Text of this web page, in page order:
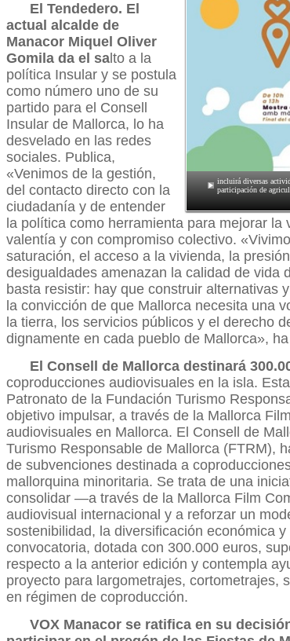
incluirá diversas
participación de
El Tendedero. El
actual alcalde de
Manacor Miquel Oliver
Gomila da el sa lto a la
política Insular y se postula
como número uno de su
partido para el Consell
Insular de Mallorca, lo ha
desvelado en las redes
sociales. Publica,
«Venimos de la gestión,
del contacto directo con la
ciudadanía y de entender
la política como herramienta para mejorar la
valentía y con compromiso colectivo.
saturación, el acceso a la vivienda, la
desigualdades amenazan la calidad de vida
basta resistir: hay que construir alternativas
la convicción de que Mallorca necesita una
la tierra, los servicios públicos y el derecho
dignamente en cada pueblo de Mallorca»,
El Consell de Mallorca destinará
coproducciones audiovisuales en la isla.
Patronato de la Fundación Turismo
objetivo impulsar, a través de la Mallorca
audiovisuales en Mallorca. El Consell de
Turismo Responsable de Mallorca (FTRM),
de subvenciones destinada a
mallorquina minoritaria. Se trata de una
consolidar —a través de la Mallorca Film
audiovisual internacional y a reforzar un
sostenibilidad, la diversificación económica
convocatoria, dotada con 300.000 euros,
respecto a la anterior edición y contempla
proyecto para largometrajes, cortometrajes,
en régimen de coproducción.
VOX Manacor se ratifica en su